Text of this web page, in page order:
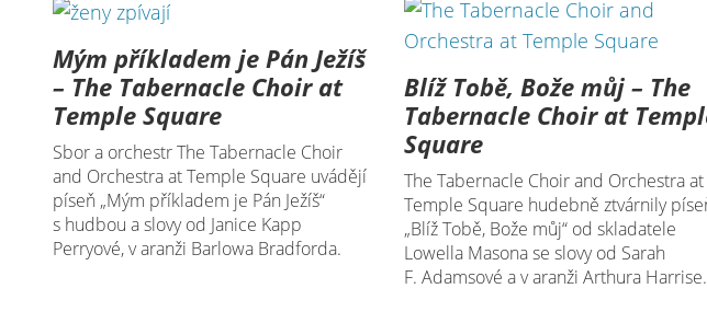
Mým příkladem je Pán Ježíš
– The Tabernacle Choir at
Temple Square
Sbor a orchestr The Tabernacle Choir
and Orchestra at Temple Square uvádějí
píseň „Mým příkladem je Pán Ježíš“
s hudbou a slovy od Janice Kapp
Perryové, v aranži Barlowa Bradforda.
Blíž Tobě, Bože můj – The
Tabernacle Choir at
Square
The Tabernacle Choir and Orchestra at
Temple Square hudebně ztvárnily
„Blíž Tobě, Bože můj“ od skladatele
Lowella Masona se slovy od Sarah
F. Adamsové a v aranži Arthura Harrise.